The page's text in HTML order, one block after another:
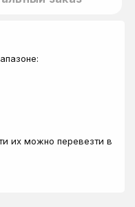
их можно перевезти в